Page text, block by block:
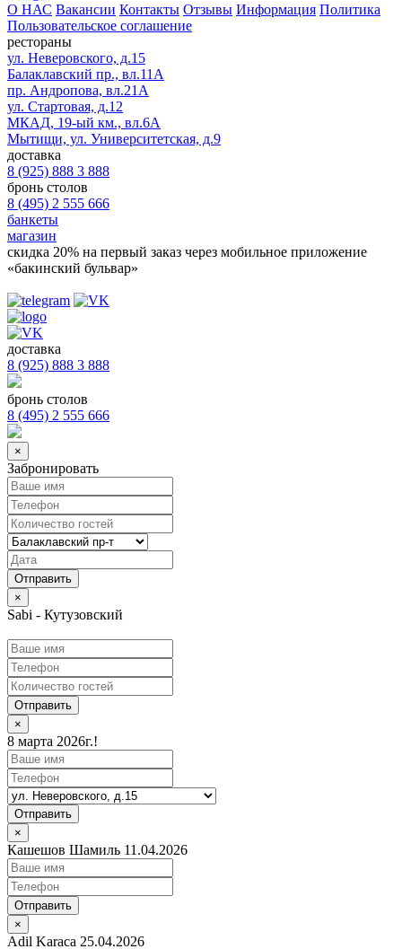
О НАС Вакансии Контакты Отзывы Информация Политика
Пользовательское соглашение
рестораны
ул. Неверовского, д.15
Балаклавский пр., вл.11А
пр. Андропова, вл.21А
ул. Стартовая, д.12
МКАД, 19-ый км., вл.6А
Мытищи, ул. Университетская, д.9
доставка
8 (925) 888 3 888
бронь столов
8 (495) 2 555 666
банкеты
магазин
скидка 20% на первый заказ через мобильное приложение
«бакинский бульвар»
доставка
8 (925) 888 3 888
бронь столов
8 (495) 2 555 666
×
Забронировать
×
Sabi - Кутузовский
Отправить
×
8 марта 2026г.!
Отправить
×
Кашешов Шамиль 11.04.2026
Отправить
×
Adil Karaca 25.04.2026